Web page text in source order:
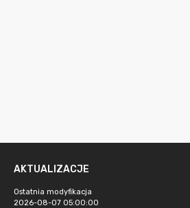
AKTUALIZACJE
Ostatnia modyfikacja
2026-08-07 05:00:00